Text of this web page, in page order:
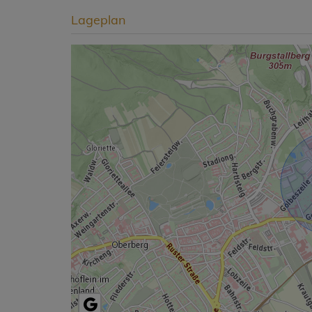
Lageplan